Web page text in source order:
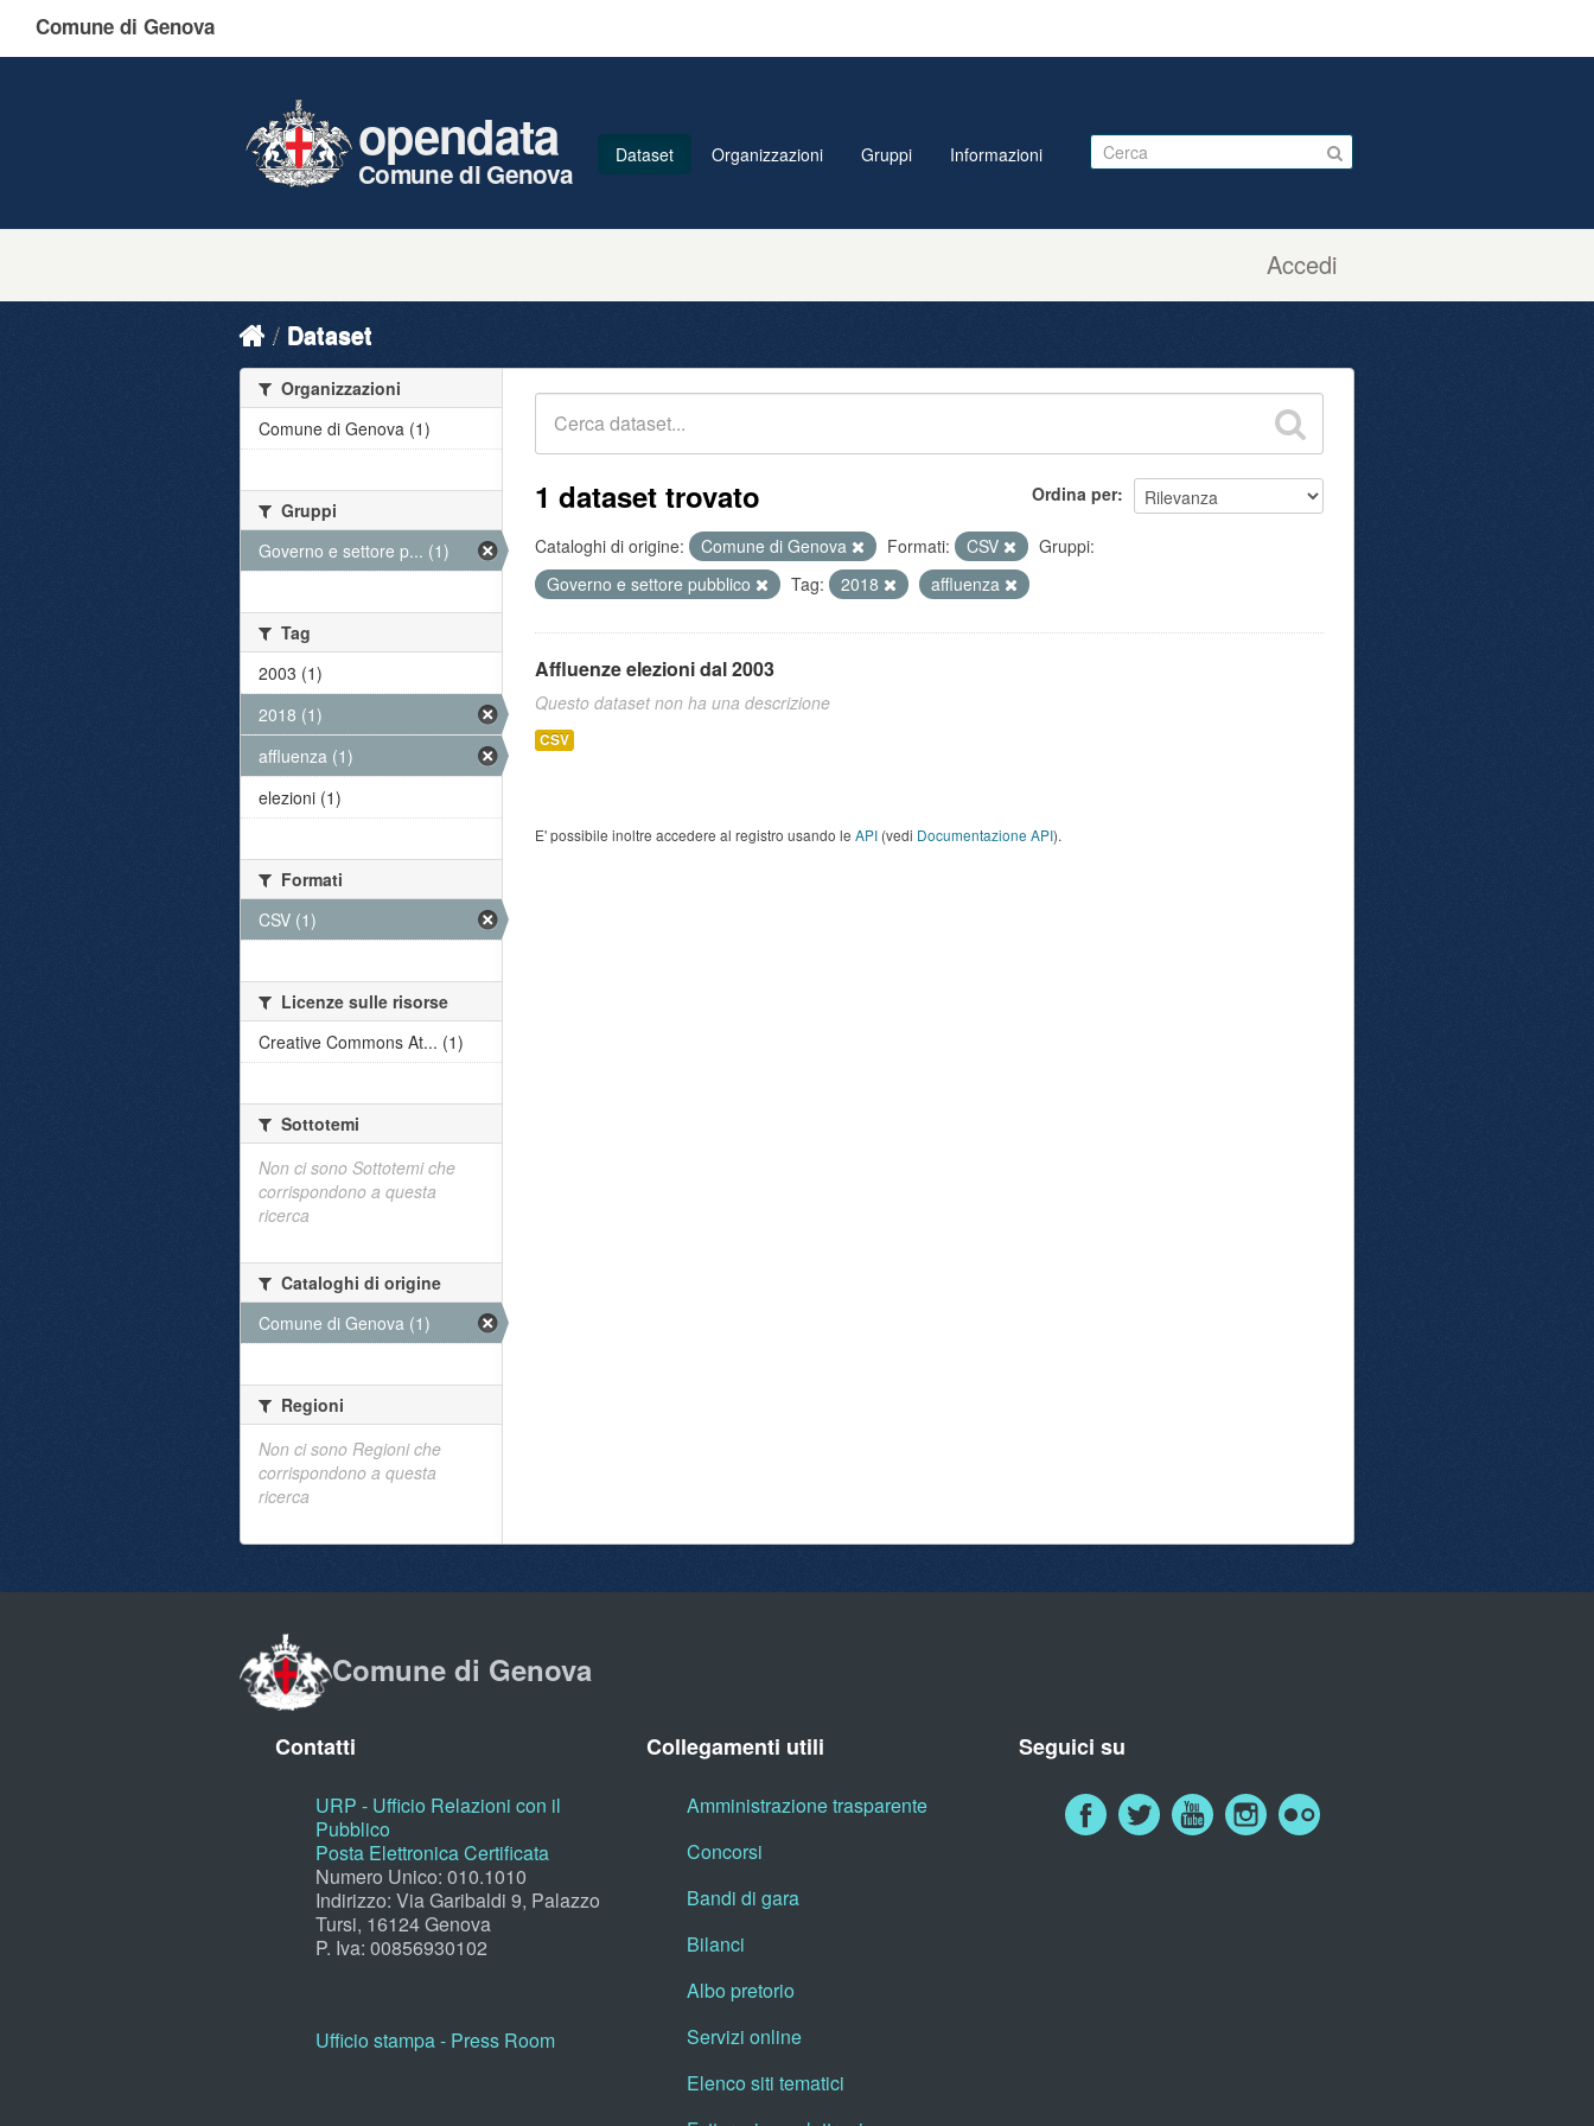
Comune di Genova
Accedi
opendata
Comune di Genova
Dataset Organizzazioni Gruppi Informazioni
Dataset
Ordina per
1 dataset trovato
Cataloghi di origine: Comune di Genova Formati: CSV
Gruppi:
Governo e settore pubblico
Tag: 2018 affluenza
Affluenze elezioni dal 2003
Questo dataset non ha una descrizione
CSV
E' possibile inoltre accedere al registro usando le API (vedi Documentazione API).
Organizzazioni
Comune di Genova (1)
Gruppi
Governo e settore p... (1)
Tag
2003 (1)
2018 (1)
affluenza (1)
elezioni (1)
Formati
CSV (1)
Licenze sulle risorse
Creative Commons At... (1)
Sottotemi
Non ci sono Sottotemi che
corrispondono a questa
ricerca
Cataloghi di origine
Comune di Genova (1)
Regioni
Non ci sono Regioni che
corrispondono a questa
ricerca
Comune di Genova
Contatti
URP - Ufficio Relazioni con il
Pubblico
Posta Elettronica Certificata
Numero Unico: 010.1010
Indirizzo: Via Garibaldi 9, Palazzo
Tursi, 16124 Genova
P. Iva: 00856930102
Ufficio stampa - Press Room
Collegamenti utili
Amministrazione trasparente
Concorsi
Bandi di gara
Bilanci
Albo pretorio
Servizi online
Elenco siti tematici
Seguici su